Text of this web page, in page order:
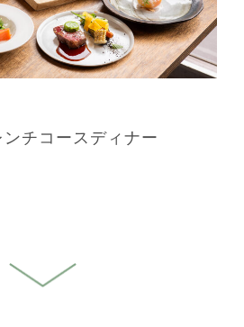
チコースディナー